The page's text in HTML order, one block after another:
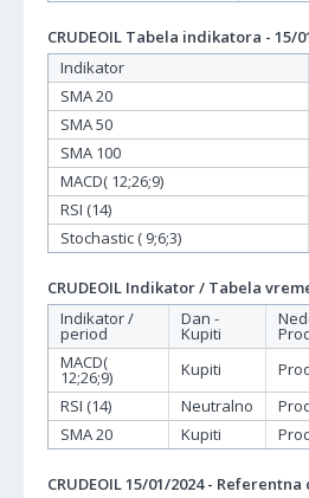
CRUDEOIL Tabela indikatora - 15/
Indikator
SMA 20
SMA 50
SMA 100
MACD( 12;26;9)
RSI (14)
Stochastic ( 9;6;3)
CRUDEOIL Indikator / Tabela
Indikator /
period
Dan -
Kupiti
MACD(
12;26;9) Kupiti
RSI (14)
Neutralno
SMA 20
Kupiti
CRUDEOIL 15/01/2024 - Referentna